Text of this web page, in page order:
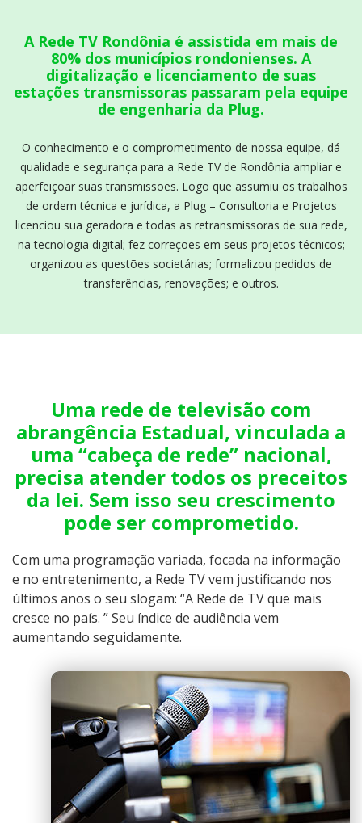
A Rede TV Rondônia é assistida em mais de
80% dos municípios rondonienses. A
digitalização e licenciamento de suas
estações transmissoras passaram pela equipe
de engenharia da Plug.
O conhecimento e o comprometimento de nossa equipe, dá
qualidade e segurança para a Rede TV de Rondônia ampliar e
aperfeiçoar suas transmissões. Logo que assumiu os trabalhos
de ordem técnica e jurídica, a Plug – Consultoria e Projetos
licenciou sua geradora e todas as retransmissoras de sua rede,
na tecnologia digital; fez correções em seus projetos técnicos;
organizou as questões societárias; formalizou pedidos de
transferências, renovações; e outros.
Uma rede de televisão com
abrangência Estadual, vinculada a
uma “cabeça de rede” nacional,
precisa atender todos os preceitos
da lei. Sem isso seu crescimento
pode ser comprometido.
Com uma programação variada, focada na informação
e no entretenimento, a Rede TV vem justificando nos
últimos anos o seu slogam: “A Rede de TV que mais
cresce no país. ” Seu índice de audiência vem
aumentando seguidamente.